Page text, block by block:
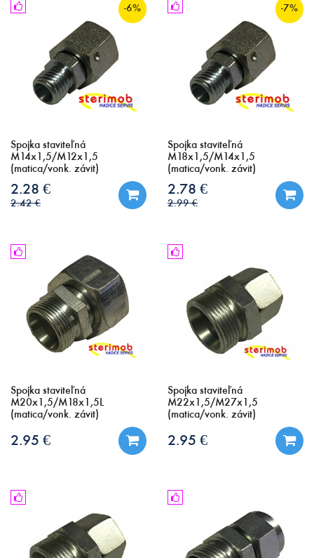
-6%
Spojka staviteľná
M14x1,5/M12x1,5
(matica/vonk. závit)
2.28 €
2.42 €
-7%
Spojka staviteľná
M18x1,5/M14x1,5
(matica/vonk. závit)
2.78 €
2.99 €
Spojka staviteľná
M20x1,5/M18x1,5L
(matica/vonk. závit)
2.95 €
Spojka staviteľná
M22x1,5/M27x1,5
(matica/vonk. závit)
2.95 €